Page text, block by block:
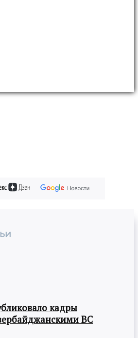
кадры
ВС